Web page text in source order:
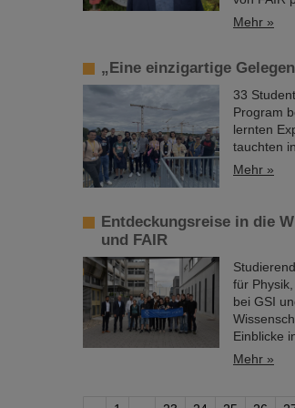
Mehr »
„Eine einzigartige
33
Program
lernten
tauchten
Mehr »
Entdeckungsreise in die
und FAIR
für
bei GSI
Einblicke
Mehr »